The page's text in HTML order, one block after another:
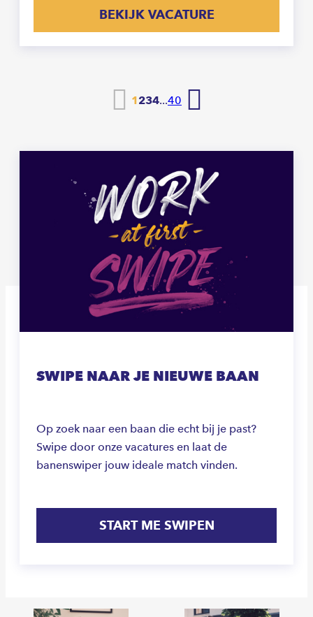
BEKIJK VACATURE
Vorige
1234...40
SWIPE NAAR JE NIEUWE BAAN
Op zoek naar een baan die echt bij je past?
Swipe door onze vacatures en laat de
banenswiper jouw ideale match vinden.
START ME SWIPEN